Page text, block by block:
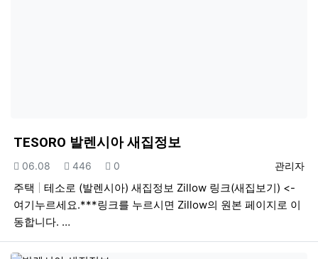
TESORO 발렌시아 새집정보
등록자
관리자
등록일
06.08 조회
446 추천
0
주택
테소로 (발렌시아) 새집정보 Zillow 링크(새집보기) <-
여기누르세요.***링크를 누르시면 Zillow의 원본 페이지로 이
동합니다. …